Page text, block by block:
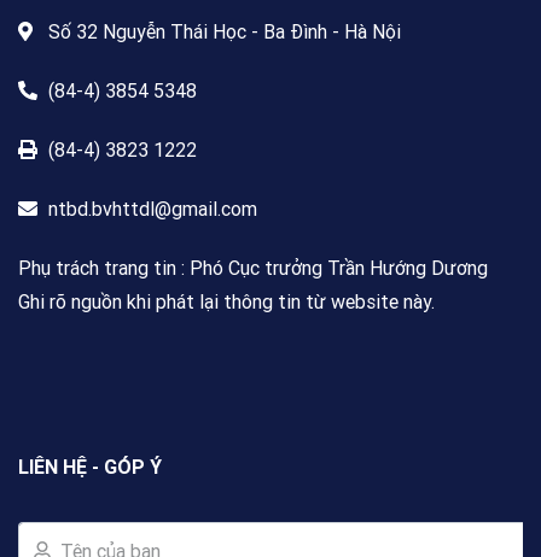
Số 32 Nguyễn Thái Học - Ba Đình - Hà Nội
(84-4) 3854 5348
(84-4) 3823 1222
ntbd.bvhttdl@gmail.com
Phụ trách trang tin : Phó Cục trưởng Trần Hướng Dương
Ghi rõ nguồn khi phát lại thông tin từ website này.
LIÊN HỆ - GÓP Ý
Tên của bạn